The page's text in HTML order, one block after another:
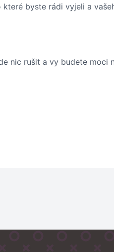
byste rádi vyjeli a
nic rušit a vy budete moci